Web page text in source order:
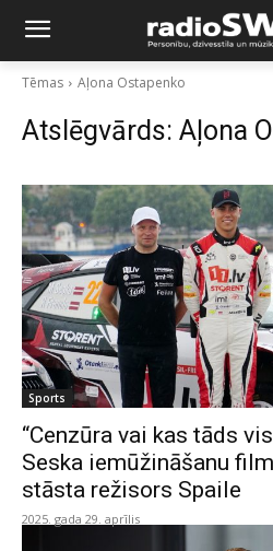
Tēmas Aļona Ostapenko
Atslēgvārds: Aļona
Sports
“Cenzūra vai kas tāds
Seska iemūžināšanu
stāsta režisors Spaile
2025. gada 29. aprīlis